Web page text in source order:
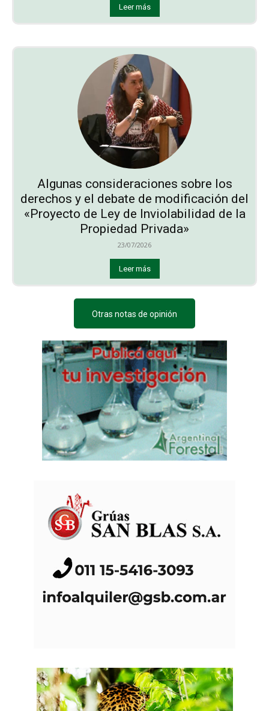
Leer más
Algunas consideraciones sobre los
derechos y el debate de modificación del
«Proyecto de Ley de Inviolabilidad de la
Propiedad Privada»
23/07/2026
Leer más
Otras notas de opinión